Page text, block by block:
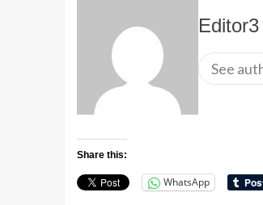
Editor3
See
Share this:
WhatsApp